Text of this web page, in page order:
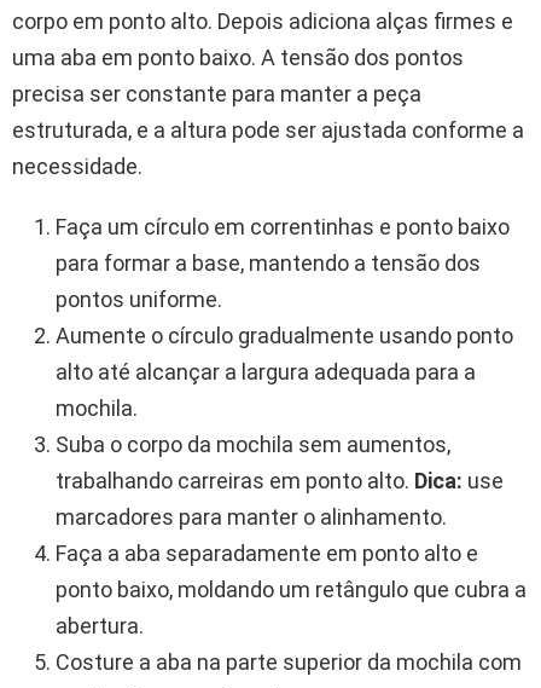
corpo em ponto alto. Depois adiciona alças firmes e
uma aba em ponto baixo. A tensão dos pontos
precisa ser constante para manter a peça
estruturada, e a altura pode ser ajustada conforme a
necessidade.
Faça um círculo em correntinhas e ponto baixo
para formar a base, mantendo a tensão dos
pontos uniforme.
Aumente o círculo gradualmente usando ponto
alto até alcançar a largura adequada para a
mochila.
Suba o corpo da mochila sem aumentos,
trabalhando carreiras em ponto alto. Dica: use
marcadores para manter o alinhamento.
Faça a aba separadamente em ponto alto e
ponto baixo, moldando um retângulo que cubra a
abertura.
Costure a aba na parte superior da mochila com